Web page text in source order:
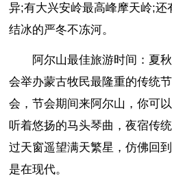
异;有大兴安岭最高峰摩天岭;
结冰的严冬不冻河。
阿尔山最佳旅游时间：夏
会举办蒙古牧民最隆重的传统
会，节会期间来阿尔山，你可
听着悠扬的马头琴曲，夜宿传
过天窗遥望满天繁星，仿佛回
是在现代。